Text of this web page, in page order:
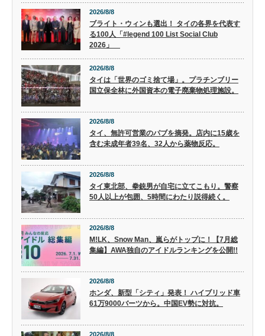
2026/8/8
ブライト・ウィンも選出！ タイの各界を代表す
る100人「#legend 100 List Social Club
2026」
2026/8/8
タイは「世界のゴミ捨て場」。プラチンブリー
国立保全林に外国資本の電子廃棄物処理施設。
2026/8/8
タイ、無許可営業のパブを摘発。店内に15歳を
含む未成年者39名、32人から薬物反応。
2026/8/8
タイ東北部、拳銃男が自宅に立てこもり。警察
50人以上が包囲、5時間にわたり説得続く。
2026/8/8
M!LK、Snow Man、嵐らがトップに！【7月総
集編】AWA独自のアイドルランキングを公開!!
2026/8/8
ホンダ、新型「シティ」発表！ ハイブリッド車
61万9000バーツから。中国EV勢に対抗。
2026/8/8